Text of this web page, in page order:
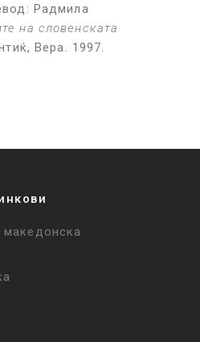
Радмила
на словенската
Вера. 1997.
македонска